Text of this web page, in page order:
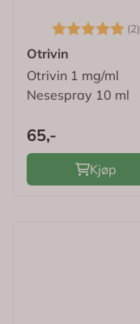
Karakter: (2)
Otrivin
Otrivin 1 mg/ml
Nesespray 10 ml
65,-
Kjøp